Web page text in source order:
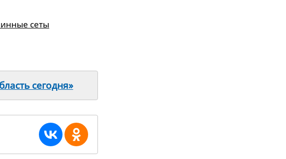
сеты
сегодня»